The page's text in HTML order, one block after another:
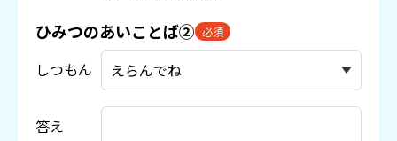
ひみつのあいことば② 必須
しつもん
答え